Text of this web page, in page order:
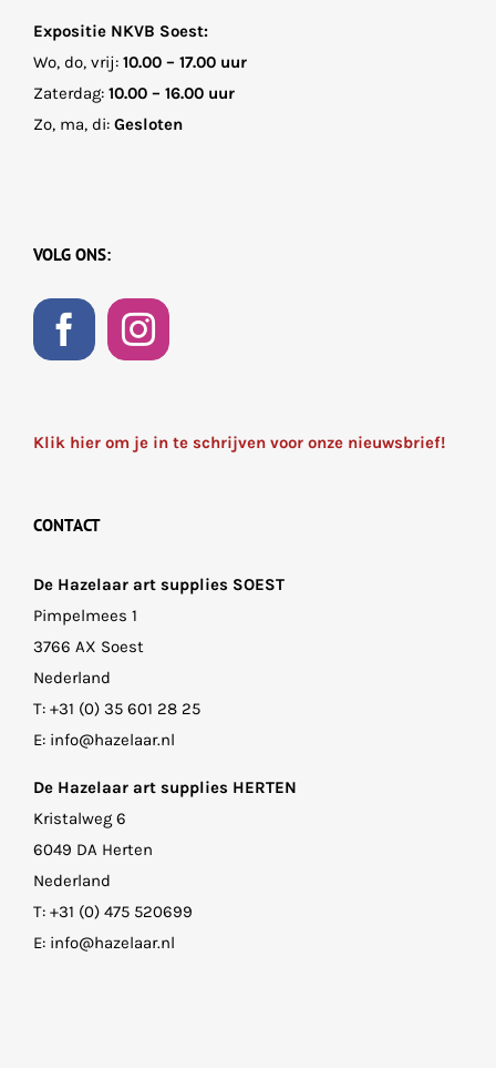
Expositie NKVB Soest:
Wo, do, vrij: 10.00 – 17.00 uur
Zaterdag: 10.00 – 16.00 uur
Zo, ma, di: Gesloten
VOLG ONS:
Klik hier om je in te schrijven voor onze nieuwsbrief!
CONTACT
De Hazelaar art supplies SOEST
Pimpelmees 1
3766 AX Soest
Nederland
T: +31 (0) 35 601 28 25
E: info@hazelaar.nl
De Hazelaar art supplies HERTEN
Kristalweg 6
6049 DA Herten
Nederland
T: +31 (0) 475 520699
E: info@hazelaar.nl